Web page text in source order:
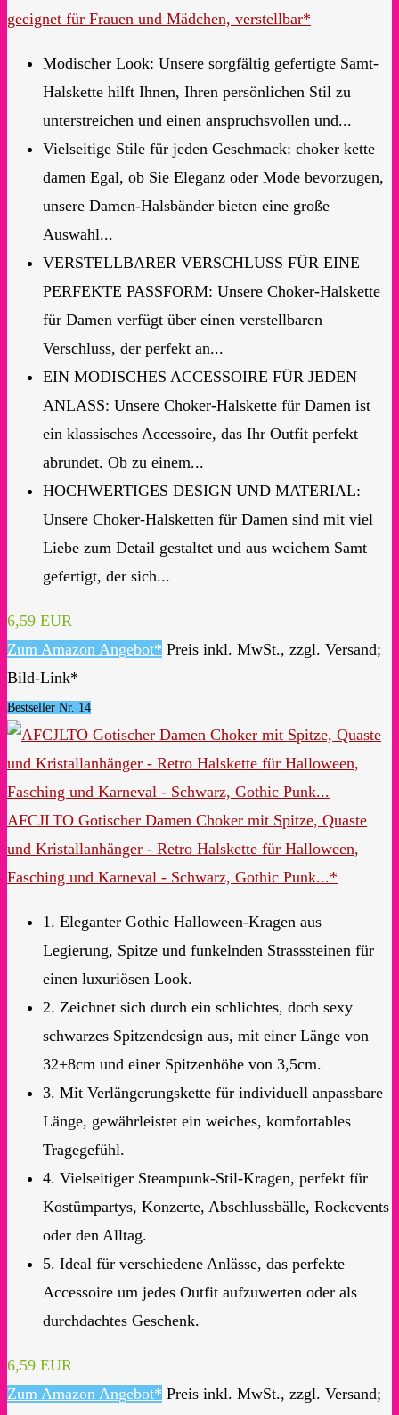
geeignet für Frauen und Mädchen, verstellbar*
Modischer Look: Unsere sorgfältig gefertigte Samt-
Halskette hilft Ihnen, Ihren persönlichen Stil zu
unterstreichen und einen anspruchsvollen und...
Vielseitige Stile für jeden Geschmack: choker kette
damen Egal, ob Sie Eleganz oder Mode bevorzugen,
unsere Damen-Halsbänder bieten eine große
Auswahl...
VERSTELLBARER VERSCHLUSS FÜR EINE
PERFEKTE PASSFORM: Unsere Choker-Halskette
für Damen verfügt über einen verstellbaren
Verschluss, der perfekt an...
EIN MODISCHES ACCESSOIRE FÜR JEDEN
ANLASS: Unsere Choker-Halskette für Damen ist
ein klassisches Accessoire, das Ihr Outfit perfekt
abrundet. Ob zu einem...
HOCHWERTIGES DESIGN UND MATERIAL:
Unsere Choker-Halsketten für Damen sind mit viel
Liebe zum Detail gestaltet und aus weichem Samt
gefertigt, der sich...
6,59 EUR
Zum Amazon Angebot* Preis inkl. MwSt., zzgl. Versand;
Bild-Link*
Bestseller Nr. 14
AFCJLTO Gotischer Damen Choker mit Spitze, Quaste
und Kristallanhänger - Retro Halskette für Halloween,
Fasching und Karneval - Schwarz, Gothic Punk...*
1. Eleganter Gothic Halloween-Kragen aus
Legierung, Spitze und funkelnden Strasssteinen für
einen luxuriösen Look.
2. Zeichnet sich durch ein schlichtes, doch sexy
schwarzes Spitzendesign aus, mit einer Länge von
32+8cm und einer Spitzenhöhe von 3,5cm.
3. Mit Verlängerungskette für individuell anpassbare
Länge, gewährleistet ein weiches, komfortables
Tragegefühl.
4. Vielseitiger Steampunk-Stil-Kragen, perfekt für
Kostümpartys, Konzerte, Abschlussbälle, Rockevents
oder den Alltag.
5. Ideal für verschiedene Anlässe, das perfekte
Accessoire um jedes Outfit aufzuwerten oder als
durchdachtes Geschenk.
6,59 EUR
Zum Amazon Angebot* Preis inkl. MwSt., zzgl. Versand;